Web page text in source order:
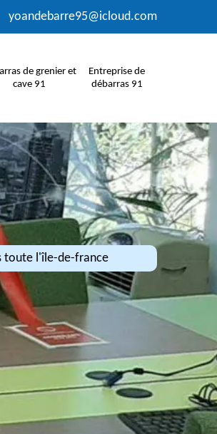
yoandebarre95@icloud.com
de grenier et
cave 91
Entreprise de
débarras 91
toute l'île-de-france